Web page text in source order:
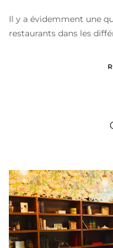
Il y a évidemment une
restaurants dans les